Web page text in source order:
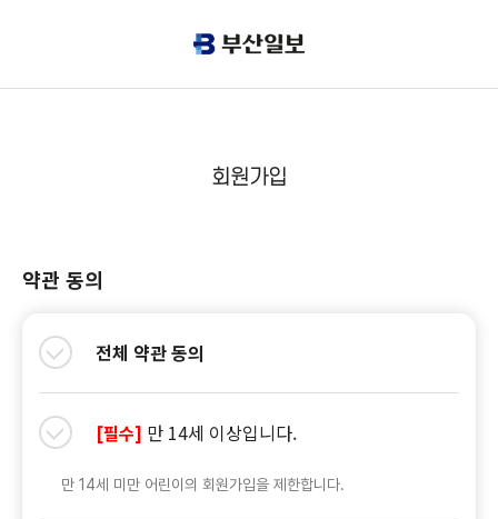
회원가입
약관 동의
전체 약관 동의
[필수] 만 14세 이상입니다.
만 14세 미만 어린이의 회원가입을 제한합니다.